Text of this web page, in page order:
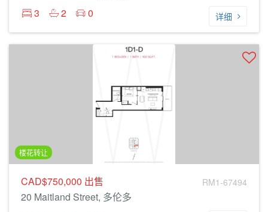
3
2 0 详细
楼花转让
CAD$750,000 出售 RM1-67494
20 Maitland Street, 多伦多